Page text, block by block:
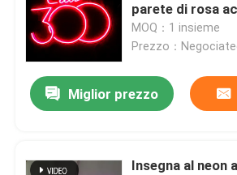
parete di rosa
supporto
MOQ：1 insieme
Prezzo：
Miglior prezzo
Insegna al neon